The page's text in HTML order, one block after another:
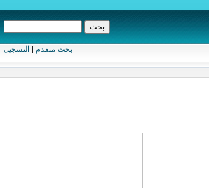
بحث متقدم | التسجيل